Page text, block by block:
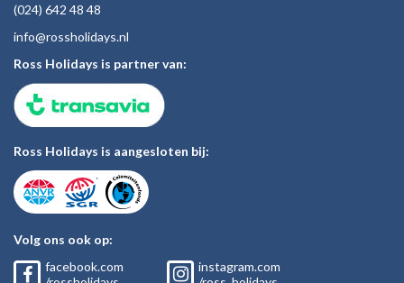
(024) 642 48 48
info@rossholidays.nl
Ross Holidays is partner van:
Ross Holidays is aangesloten bij:
Volg ons ook op:
facebook.com
instagram.com